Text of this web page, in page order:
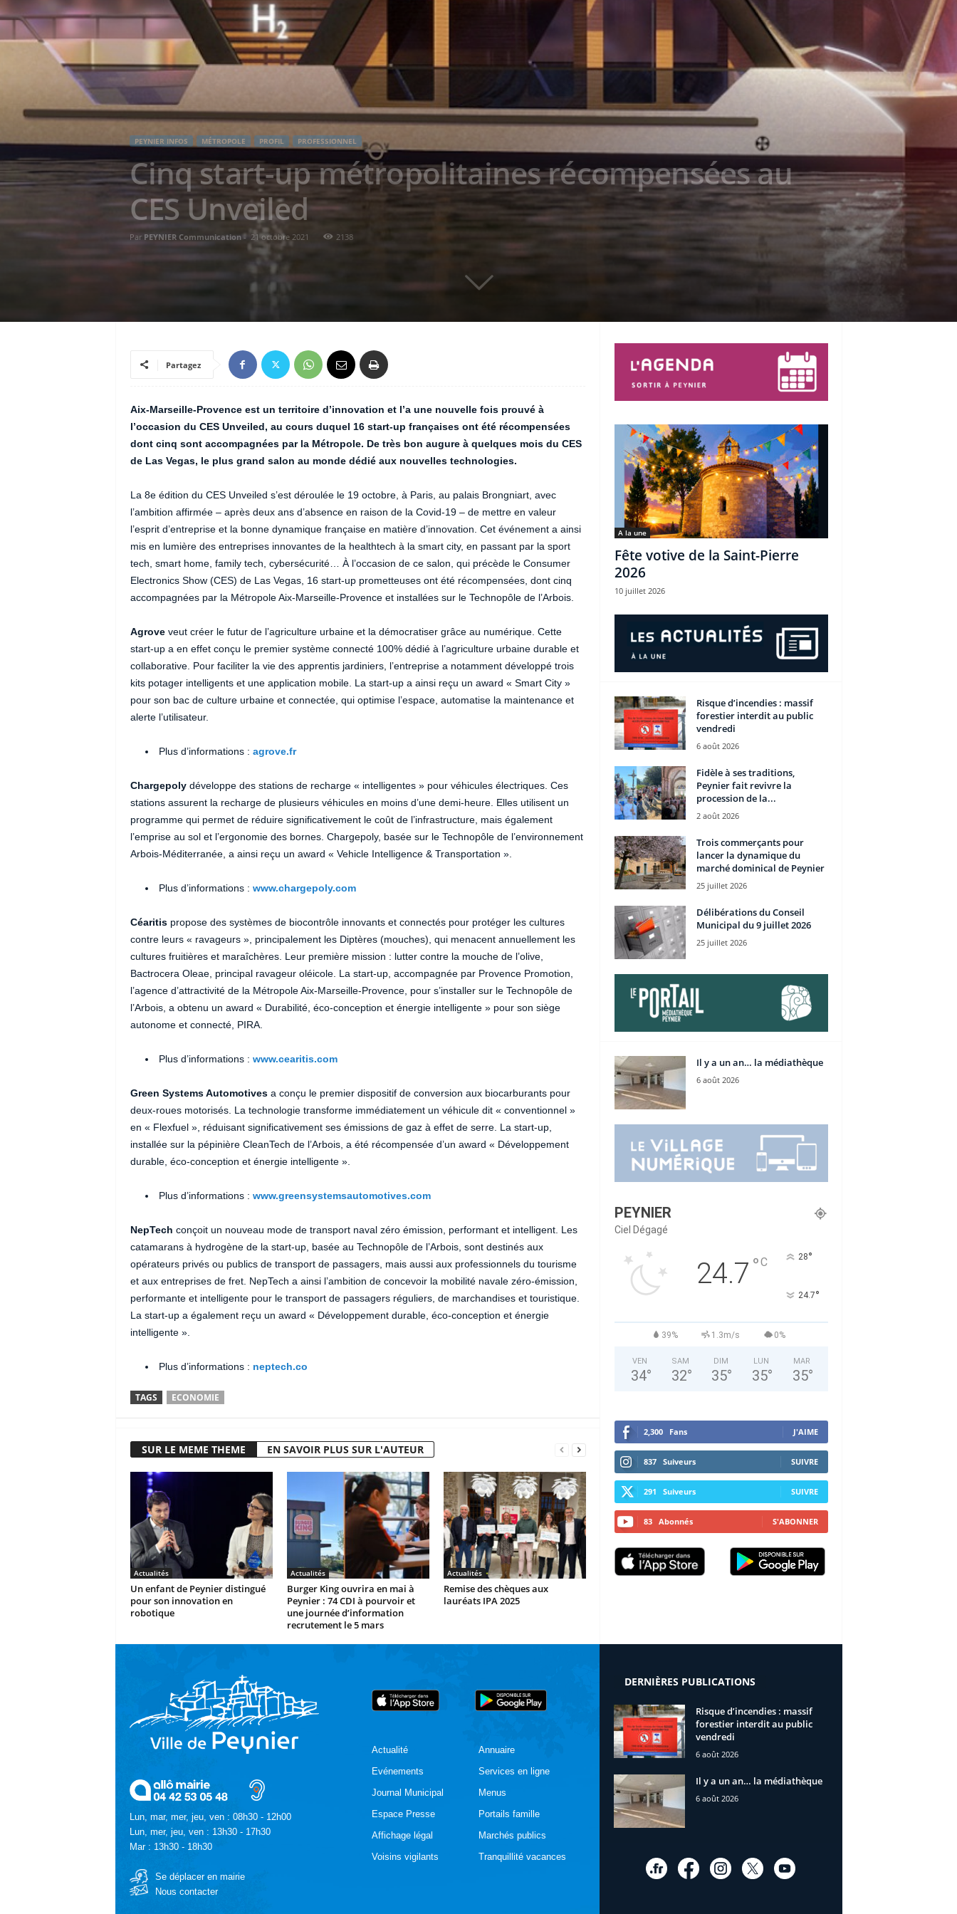
PEYNIER INFOS MÉTROPOLE PROFIL PROFESSIONNEL
Cinq start-up métropolitaines récompensées au
CES Unveiled
Par PEYNIER Communication- 21 octobre 2021 2138
Partagez
Aix-Marseille-Provence est un territoire d’innovation et l’a une nouvelle fois prouvé à
l’occasion du CES Unveiled, au cours duquel 16 start-up françaises ont été récompensées
dont cinq sont accompagnées par la Métropole. De très bon augure à quelques mois du CES
de Las Vegas, le plus grand salon au monde dédié aux nouvelles technologies.
La 8e édition du CES Unveiled s’est déroulée le 19 octobre, à Paris, au palais Brongniart, avec
l’ambition affirmée – après deux ans d’absence en raison de la Covid-19 – de mettre en valeur
l’esprit d’entreprise et la bonne dynamique française en matière d’innovation. Cet événement a ainsi
mis en lumière des entreprises innovantes de la healthtech à la smart city, en passant par la sport
tech, smart home, family tech, cybersécurité… À l’occasion de ce salon, qui précède le Consumer
Electronics Show (CES) de Las Vegas, 16 start-up prometteuses ont été récompensées, dont cinq
accompagnées par la Métropole Aix-Marseille-Provence et installées sur le Technopôle de l’Arbois.
Agroveveut créer le futur de l’agriculture urbaine et la démocratiser grâce au numérique. Cette
start-up a en effet conçu le premier système connecté 100% dédié à l’agriculture urbaine durable et
collaborative. Pour faciliter la vie des apprentis jardiniers, l’entreprise a notamment développé trois
kits potager intelligents et une application mobile. La start-up a ainsi reçu un award « Smart City »
pour son bac de culture urbaine et connectée, qui optimise l’espace, automatise la maintenance et
alerte l’utilisateur.
Plus d’informations : agrove.fr
Chargepolydéveloppe des stations de recharge « intelligentes » pour véhicules électriques. Ces
stations assurent la recharge de plusieurs véhicules en moins d’une demi-heure. Elles utilisent un
programme qui permet de réduire significativement le coût de l’infrastructure, mais également
l’emprise au sol et l’ergonomie des bornes. Chargepoly, basée sur le Technopôle de l’environnement
Arbois-Méditerranée, a ainsi reçu un award « Vehicle Intelligence & Transportation ».
Plus d’informations : www.chargepoly.com
Céaritis propose des systèmes de biocontrôle innovants et connectés pour protéger les cultures
contre leurs « ravageurs », principalement les Diptères (mouches), qui menacent annuellement les
cultures fruitières et maraîchères. Leur première mission : lutter contre la mouche de l’olive,
Bactrocera Oleae, principal ravageur oléicole. La start-up, accompagnée par Provence Promotion,
l’agence d’attractivité de la Métropole Aix-Marseille-Provence, pour s’installer sur le Technopôle de
l’Arbois, a obtenu un award « Durabilité, éco-conception et énergie intelligente » pour son siège
autonome et connecté, PIRA.
Plus d’informations : www.cearitis.com
Green Systems Automotives a conçu le premier dispositif de conversion aux biocarburants pour
deux-roues motorisés. La technologie transforme immédiatement un véhicule dit « conventionnel »
en « Flexfuel », réduisant significativement ses émissions de gaz à effet de serre. La start-up,
installée sur la pépinière CleanTech de l’Arbois, a été récompensée d’un award « Développement
durable, éco-conception et énergie intelligente ».
Plus d’informations : www.greensystemsautomotives.com
NepTech conçoit un nouveau mode de transport naval zéro émission, performant et intelligent. Les
catamarans à hydrogène de la start-up, basée au Technopôle de l’Arbois, sont destinés aux
opérateurs privés ou publics de transport de passagers, mais aussi aux professionnels du tourisme
et aux entreprises de fret. NepTech a ainsi l’ambition de concevoir la mobilité navale zéro-émission,
performante et intelligente pour le transport de passagers réguliers, de marchandises et touristique.
La start-up a également reçu un award « Développement durable, éco-conception et énergie
intelligente ».
Plus d’informations : neptech.co
TAGS ECONOMIE
SUR LE MEME THEME EN SAVOIR PLUS SUR L'AUTEUR
Actualités
Un enfant de Peynier distingué
pour son innovation en
robotique
Actualités
Burger King ouvrira en mai à
Peynier : 74 CDI à pourvoir et
une journée d’information
recrutement le 5 mars
Actualités
Remise des chèques aux
lauréats IPA 2025
A la une
Fête votive de la Saint-Pierre
2026
10 juillet 2026
Risque d’incendies : massif
forestier interdit au public
vendredi
6 août 2026
Fidèle à ses traditions,
Peynier fait revivre la
procession de la...
2 août 2026
Trois commerçants pour
lancer la dynamique du
marché dominical de Peynier
25 juillet 2026
Délibérations du Conseil
Municipal du 9 juillet 2026
25 juillet 2026
Il y a un an… la médiathèque
6 août 2026
PEYNIER
Ciel Dégagé
24.7 °C 28°
24.7°
39% 1.3m/s 0%
VEN
34°
SAM
32°
DIM
35°
LUN
35°
MAR
35°
2,300 Fans J'AIME
837 Suiveurs SUIVRE
291 Suiveurs SUIVRE
83 Abonnés S'ABONNER
Lun, mar, mer, jeu, ven : 08h30 - 12h00
Lun, mer, jeu, ven : 13h30 - 17h30
Mar : 13h30 - 18h30
Se déplacer en mairie
Nous contacter
Actualité
Evénements
Journal Municipal
Espace Presse
Affichage légal
Voisins vigilants
Annuaire
Services en ligne
Menus
Portails famille
Marchés publics
Tranquillité vacances
DERNIÈRES PUBLICATIONS
Risque d’incendies : massif
forestier interdit au public
vendredi
6 août 2026
Il y a un an… la médiathèque
6 août 2026